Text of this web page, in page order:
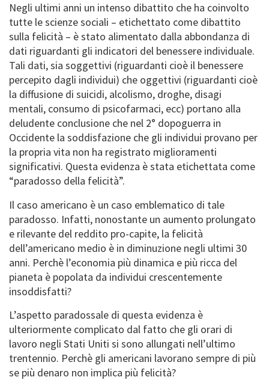
Negli ultimi anni un intenso dibattito che ha coinvolto
tutte le scienze sociali – etichettato come dibattito
sulla felicità – è stato alimentato dalla abbondanza di
dati riguardanti gli indicatori del benessere individuale.
Tali dati, sia soggettivi (riguardanti cioè il benessere
percepito dagli individui) che oggettivi (riguardanti cioè
la diffusione di suicidi, alcolismo, droghe, disagi
mentali, consumo di psicofarmaci, ecc) portano alla
deludente conclusione che nel 2° dopoguerra in
Occidente la soddisfazione che gli individui provano per
la propria vita non ha registrato miglioramenti
significativi. Questa evidenza è stata etichettata come
“paradosso della felicità”.
Il caso americano è un caso emblematico di tale
paradosso. Infatti, nonostante un aumento prolungato
e rilevante del reddito pro-capite, la felicità
dell’americano medio è in diminuzione negli ultimi 30
anni. Perchè l’economia più dinamica e più ricca del
pianeta è popolata da individui crescentemente
insoddisfatti?
L’aspetto paradossale di questa evidenza è
ulteriormente complicato dal fatto che gli orari di
lavoro negli Stati Uniti si sono allungati nell’ultimo
trentennio. Perchè gli americani lavorano sempre di più
se più denaro non implica più felicità?